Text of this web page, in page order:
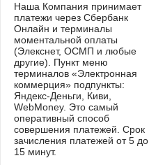
Наша Компания принимает
платежи через Сбербанк
Онлайн и терминалы
моментальной оплаты
(Элекснет, ОСМП и любые
другие). Пункт меню
терминалов «Электронная
коммерция» подпункты:
Яндекс-Деньги, Киви,
WebMoney. Это самый
оперативный способ
совершения платежей. Срок
зачисления платежей от 5 до
15 минут.